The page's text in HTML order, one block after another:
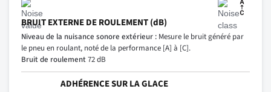
BRUIT EXTERNE DE ROULEMENT (dB)
Niveau de la nuisance sonore extérieur : Mesure le bruit généré par
le pneu en roulant, noté de la performance [A] à [C].
Bruit de roulement72 dB
ADHÉRENCE SUR LA GLACE